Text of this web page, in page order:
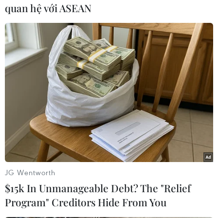
Theo dõi VietnamPlus
TIN LIÊN QUAN
quan hệ với ASEAN
JG Wentworth
$15k In Unmanageable Debt? The "Relief
Program" Creditors Hide From You